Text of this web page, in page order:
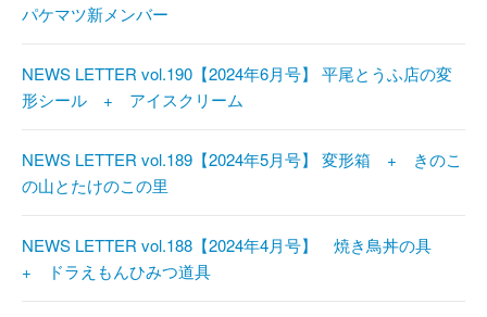
パケマツ新メンバー
NEWS LETTER vol.190【2024年6月号】 平尾とうふ店の変
形シール + アイスクリーム
NEWS LETTER vol.189【2024年5月号】 変形箱 + きのこ
の山とたけのこの里
NEWS LETTER vol.188【2024年4月号】 焼き鳥丼の具
+ ドラえもんひみつ道具